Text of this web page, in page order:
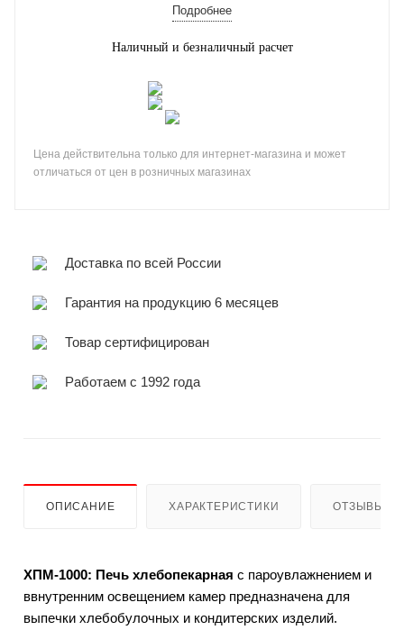
Подробнее
Наличный и безналичный расчет
Цена действительна только для интернет-магазина и может
отличаться от цен в розничных магазинах
Доставка по всей России
Гарантия на продукцию 6 месяцев
Товар сертифицирован
Работаем с 1992 года
ОПИСАНИЕ ХАРАКТЕРИСТИКИ ОТЗЫВЫ
ХПМ-1000: Печь хлебопекарная с пароувлажнением и
ввнутренним освещением камер предназначена для
выпечки хлебобулочных и кондитерских изделий.